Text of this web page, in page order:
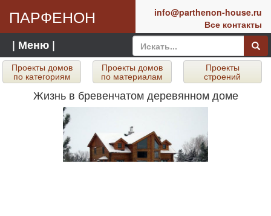
ПАРФЕНОН
info@parthenon-house.ru
Все контакты
| Меню |
Проекты домов
по категориям
Проекты домов
по материалам
Проекты
строений
Жизнь в бревенчатом деревянном доме